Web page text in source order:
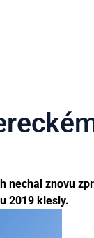
nechal znovu
2019 klesly.